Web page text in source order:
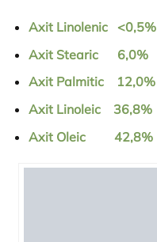
Axit Linolenic <0,5%
Axit Stearic 6,0%
Axit Palmitic 12,0%
Axit Linoleic 36,8%
Axit Oleic 42,8%